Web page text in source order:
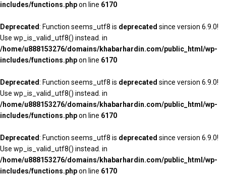
includes/functions.phpon line 6170
Deprecated: Function seems_utf8 is deprecated since version 6.9.0!
Use wp_is_valid_utf8() instead. in
/home/u888153276/domains/khabarhardin.com/public_html/wp-
includes/functions.phpon line 6170
Deprecated: Function seems_utf8 is deprecated since version 6.9.0!
Use wp_is_valid_utf8() instead. in
/home/u888153276/domains/khabarhardin.com/public_html/wp-
includes/functions.phpon line 6170
Deprecated: Function seems_utf8 is deprecated since version 6.9.0!
Use wp_is_valid_utf8() instead. in
/home/u888153276/domains/khabarhardin.com/public_html/wp-
includes/functions.phpon line 6170